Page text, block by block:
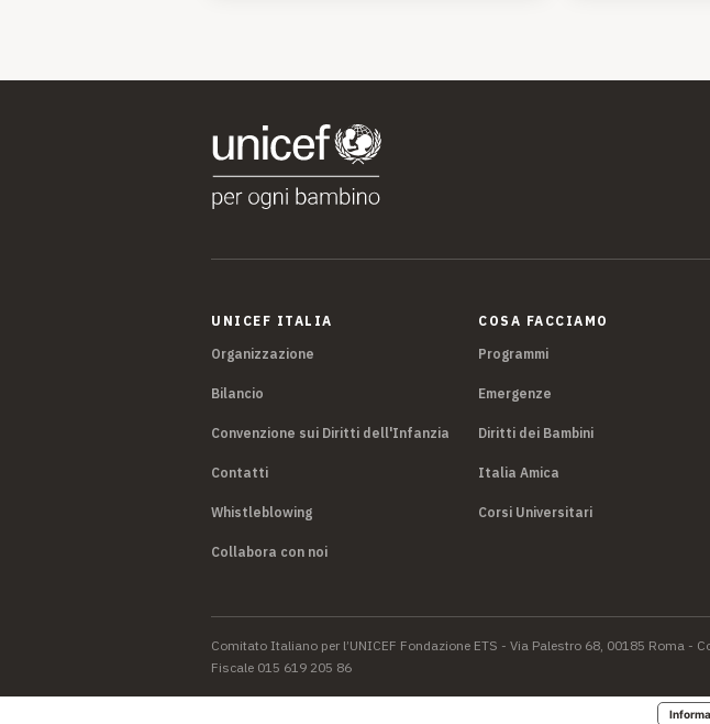
UNICEF ITALIA
Organizzazione
Bilancio
Convenzione sui Diritti dell'Infanzia
Contatti
Whistleblowing
Collabora con noi
COSA FACCIAMO
Programmi
Emergenze
Diritti dei Bambini
Italia Amica
Corsi Universitari
Comitato Italiano per l’UNICEF Fondazione ETS - Via Palestro 68, 00185 Roma -
Fiscale 015 619 205 86